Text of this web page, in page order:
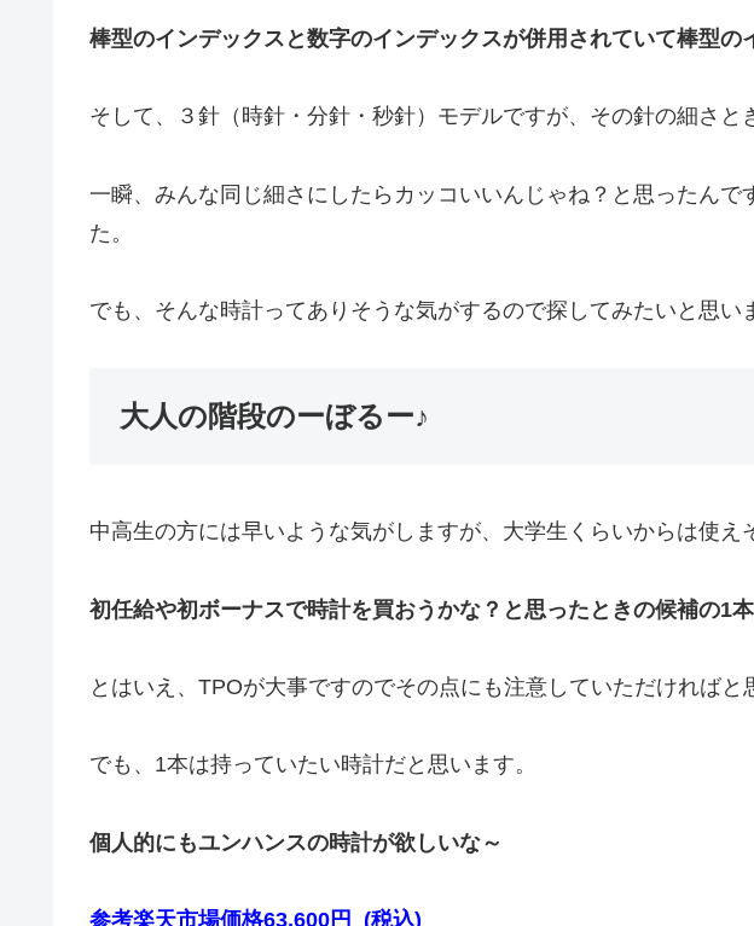
棒型のインデックスと数字のインデックスが併用されていて棒型の
そして、３針（時針・分針・秒針）モデルですが、その針の細さと
一瞬、みんな同じ細さにしたらカッコいいんじゃね？と思ったん
た。
でも、そんな時計ってありそうな気がするので探してみたいと思い
大人の階段のーぼるー♪
中高生の方には早いような気がしますが、大学生くらいからは使
初任給や初ボーナスで時計を買おうかな？と思ったときの候補の1
とはいえ、TPOが大事ですのでその点にも注意していただければと
でも、1本は持っていたい時計だと思います。
個人的にもユンハンスの時計が欲しいな～
参考楽天市場価格63,600円 (税込)